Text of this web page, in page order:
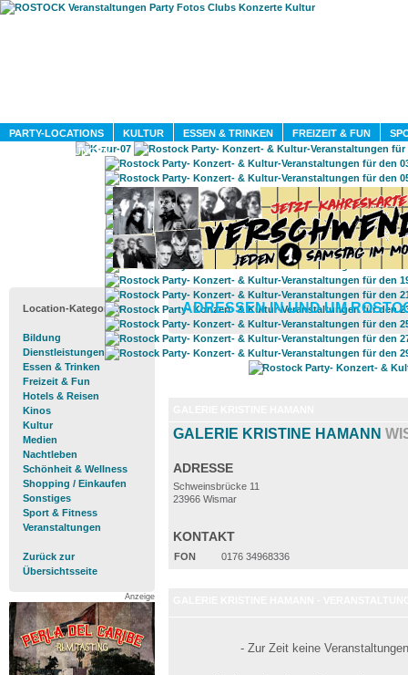
PARTY-LOCATIONS KULTUR ESSEN & TRINKEN FREIZEIT & FUN
DIENSTLEISTUNGEN
Location-Kategorien
Bildung
Dienstleistungen
Essen & Trinken
Freizeit & Fun
Hotels & Reisen
Kinos
Kultur
Medien
Nachtleben
Schönheit & Wellness
Shopping / Einkaufen
Sonstiges
Sport & Fitness
Veranstaltungen
Zurück zur
Übersichtsseite
Anzeige
ADRESSEN IN UND UM
GALERIE KRISTINE HAMANN
ADRESSE
Schweinsbrücke 11
23966 Wismar
KONTAKT
FON 0176 34968336
- Zur Zeit keine